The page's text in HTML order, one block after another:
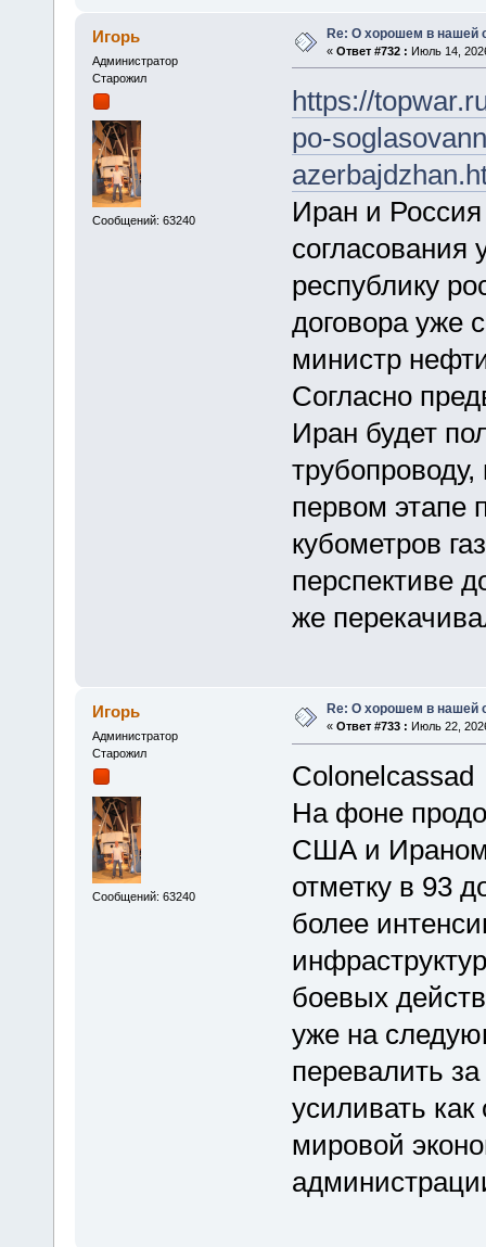
Игорь
Администратор
Старожил
Сообщений: 63240
Re: О хорошем в нашей
« Ответ #732 : Июль 14,
https://
po-
Иран и
согласования
республику
договора уже
министр
Согласно
Иран будет
первом этапе
кубометров
перспективе
же
Игорь
Администратор
Старожил
Сообщений: 63240
Re: О хорошем в нашей
« Ответ #733 : Июль 22,
Colonelcassad
На фоне
США и Ираном
отметку в 93
более
боевых
уже на
перевалить
усиливать
мировой